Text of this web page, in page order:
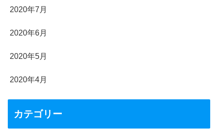
2020年7月
2020年6月
2020年5月
2020年4月
カテゴリー